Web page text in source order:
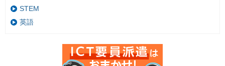
STEM
英語